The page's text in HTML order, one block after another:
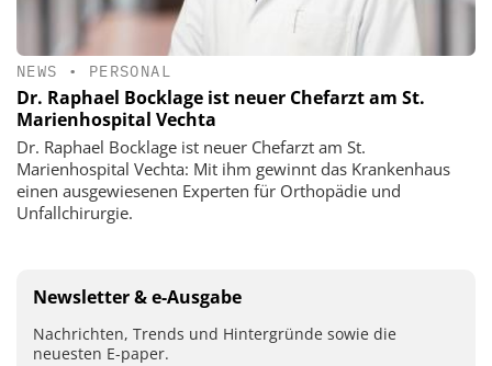
NEWS • PERSONAL
Dr. Raphael Bocklage ist neuer Chefarzt am St.
Marienhospital Vechta
Dr. Raphael Bocklage ist neuer Chefarzt am St.
Marienhospital Vechta: Mit ihm gewinnt das Krankenhaus
einen ausgewiesenen Experten für Orthopädie und
Unfallchirurgie.
Newsletter & e-Ausgabe
Nachrichten, Trends und Hintergründe sowie die
neuesten E-paper.